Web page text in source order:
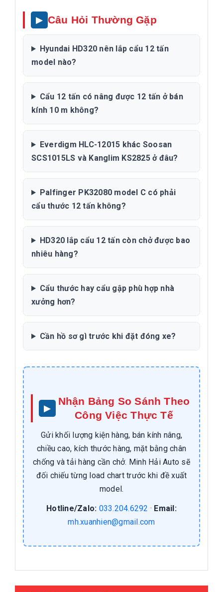
Câu Hỏi Thường Gặp
Hyundai HD320 nên lắp cẩu 12 tấn
model nào?
Cẩu 12 tấn có nâng được 12 tấn ở bán
kính 10 m không?
Everdigm HLC-12015 khác Soosan
SCS1015LS và Kanglim KS2825 ở đâu?
Palfinger PK32080 model C có phải
cẩu thước 12 tấn không?
HD320 lắp cẩu 12 tấn còn chở được bao
nhiêu hàng?
Cẩu thước hay cẩu gập phù hợp nhà
xưởng hơn?
Cần hồ sơ gì trước khi đặt đóng xe?
Nhận Bảng So Sánh Theo
Công Việc Thực Tế
Gửi khối lượng kiện hàng, bán kính nâng,
chiều cao, kích thước hàng, mặt bằng chân
chống và tải hàng cần chở. Minh Hải Auto sẽ
đối chiếu từng load chart trước khi đề xuất
model.
Hotline/Zalo: 033.204.6292 · Email:
mh.xuanhien@gmail.com